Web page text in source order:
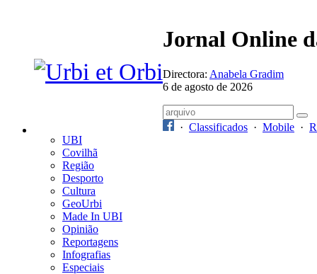
Jornal Online
Directora: Anabela Gradim
6 de agosto de 2026
· Classificados · Mobile ·
UBI
Covilhã
Região
Desporto
Cultura
GeoUrbi
Made In UBI
Opinião
Reportagens
Infografias
Especiais